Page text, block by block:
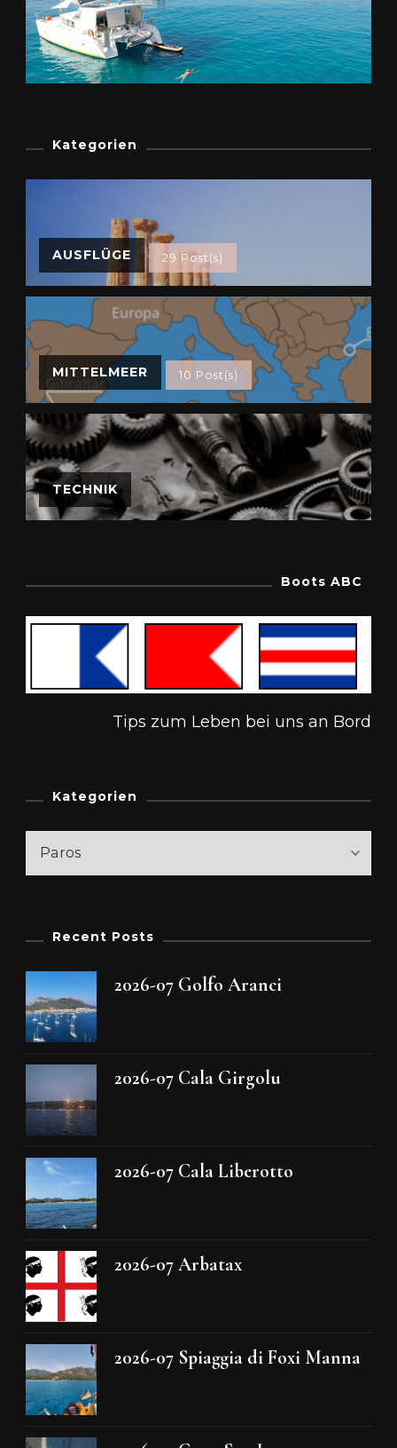
Kategorien
AUSFLÜGE 29 Post(s)
MITTELMEER 10 Post(s)
TECHNIK
Boots ABC
Tips zum Leben bei uns an Bord
Kategorien
Kategorien
Recent Posts
2026-07 Golfo Aranci
2026-07 Cala Girgolu
2026-07 Cala Liberotto
2026-07 Arbatax
2026-07 Spiaggia di Foxi Manna